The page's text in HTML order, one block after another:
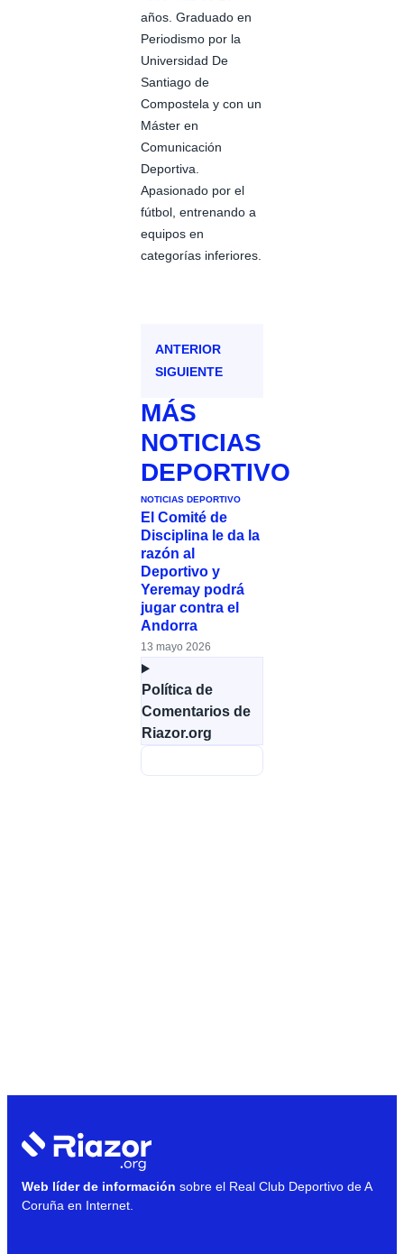
años. Graduado en
Periodismo por la
Universidad De
Santiago de
Compostela y con un
Máster en
Comunicación
Deportiva.
Apasionado por el
fútbol, entrenando a
equipos en
categorías inferiores.
ANTERIOR
SIGUIENTE
MÁS
NOTICIAS
DEPORTIVO
NOTICIAS DEPORTIVO
El Comité de
Disciplina le da la
razón al
Deportivo y
Yeremay podrá
jugar contra el
Andorra
13 mayo 2026
Política de
Comentarios de
Riazor.org
Web líder de información sobre el Real Club Deportivo de A
Coruña en Internet.